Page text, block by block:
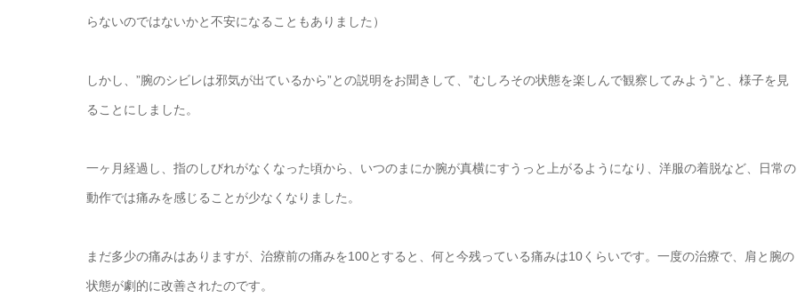
らないのではないかと不安になることもありました）
しかし、”腕のシビレは邪気が出ているから”との説明をお聞きして、”むしろその状態を楽しんで観察してみよう”と、様子を見
ることにしました。
一ヶ月経過し、指のしびれがなくなった頃から、いつのまにか腕が真横にすうっと上がるようになり、洋服の着脱など、日常の
動作では痛みを感じることが少なくなりました。
まだ多少の痛みはありますが、治療前の痛みを100とすると、何と今残っている痛みは10くらいです。一度の治療で、肩と腕の
状態が劇的に改善されたのです。